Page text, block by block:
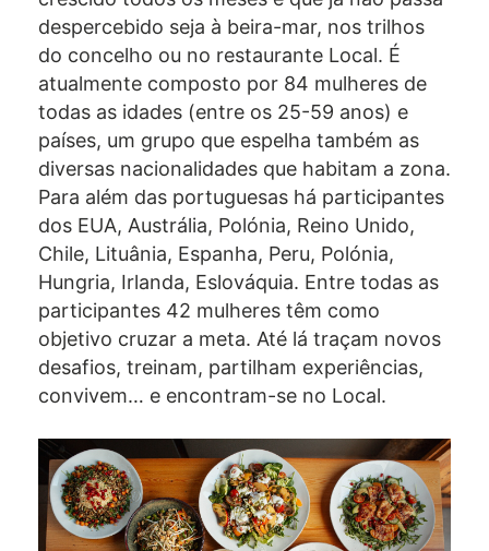
despercebido seja à beira-mar, nos trilhos
do concelho ou no restaurante Local. É
atualmente composto por 84 mulheres de
todas as idades (entre os 25-59 anos) e
países, um grupo que espelha também as
diversas nacionalidades que habitam a zona.
Para além das portuguesas há participantes
dos EUA, Austrália, Polónia, Reino Unido,
Chile, Lituânia, Espanha, Peru, Polónia,
Hungria, Irlanda, Eslováquia. Entre todas as
participantes 42 mulheres têm como
objetivo cruzar a meta. Até lá traçam novos
desafios, treinam, partilham experiências,
convivem… e encontram-se no Local.